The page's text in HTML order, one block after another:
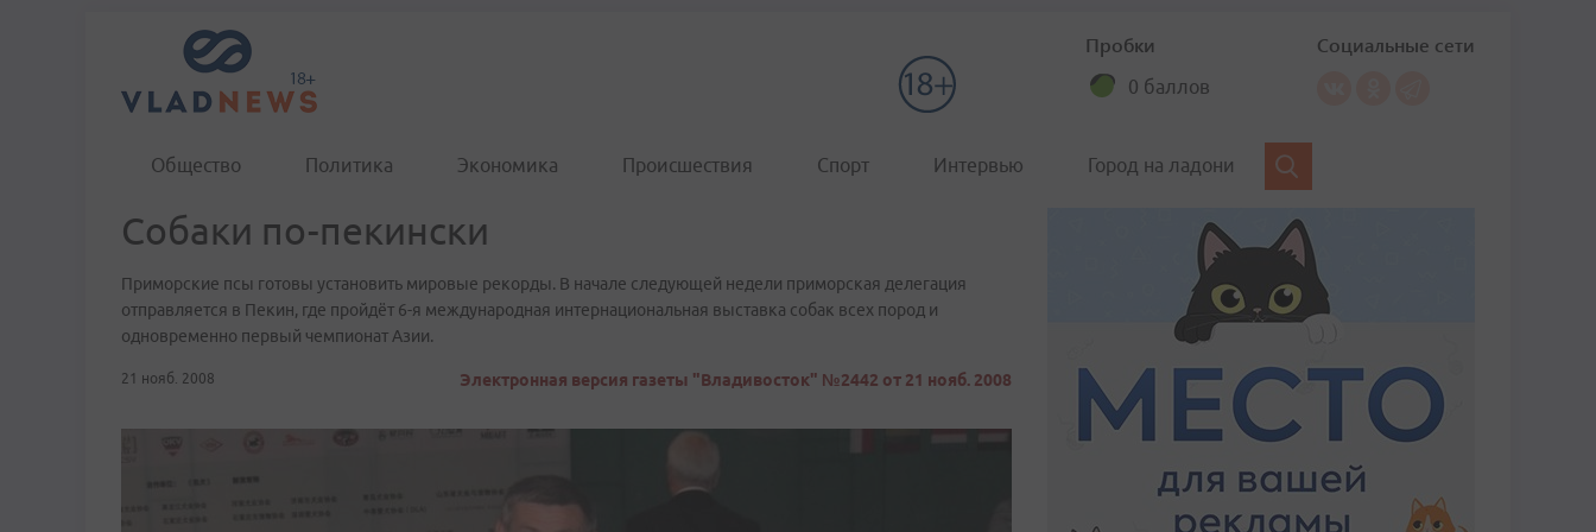
Пробки
0 баллов
Социальные сети
Общество Политика Экономика Происшествия Спорт Интервью Город на ладони
Собаки по-пекински
Приморские псы готовы установить мировые рекорды. В начале следующей недели приморская делегация
отправляется в Пекин, где пройдёт 6-я международная интернациональная выставка собак всех пород и
одновременно первый чемпионат Азии.
21 нояб. 2008 Электронная версия газеты "Владивосток" №2442 от 21 нояб. 2008